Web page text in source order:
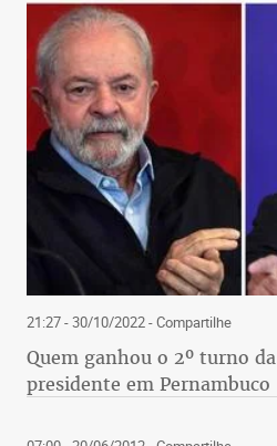
21:27 - 30/10/2022- Compartilhe
Quem ganhou o 2º turno
presidente em Pernambuco